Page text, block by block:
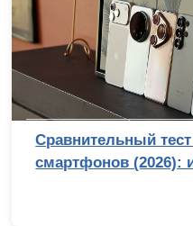
Сравнительный
смартфонов (2026):